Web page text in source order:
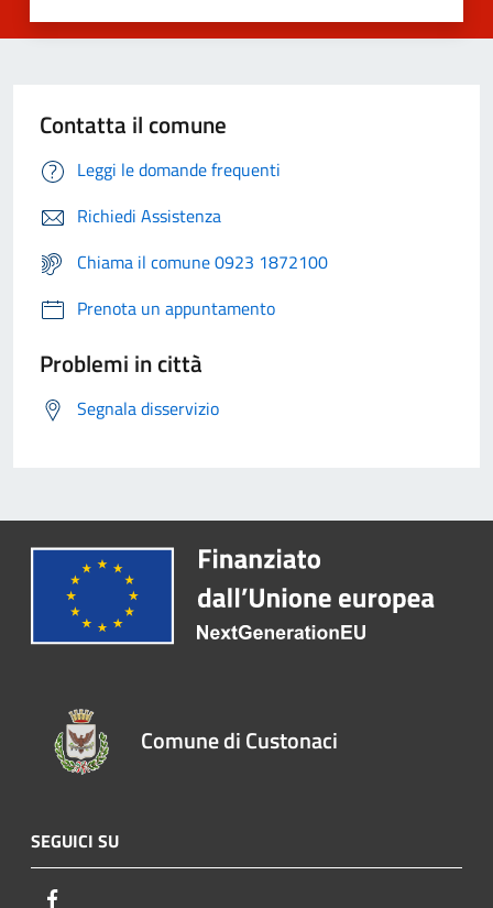
Contatta il comune
Leggi le domande frequenti
Richiedi Assistenza
Chiama il comune 0923 1872100
Prenota un appuntamento
Problemi in città
Segnala disservizio
Comune di Custonaci
SEGUICI SU